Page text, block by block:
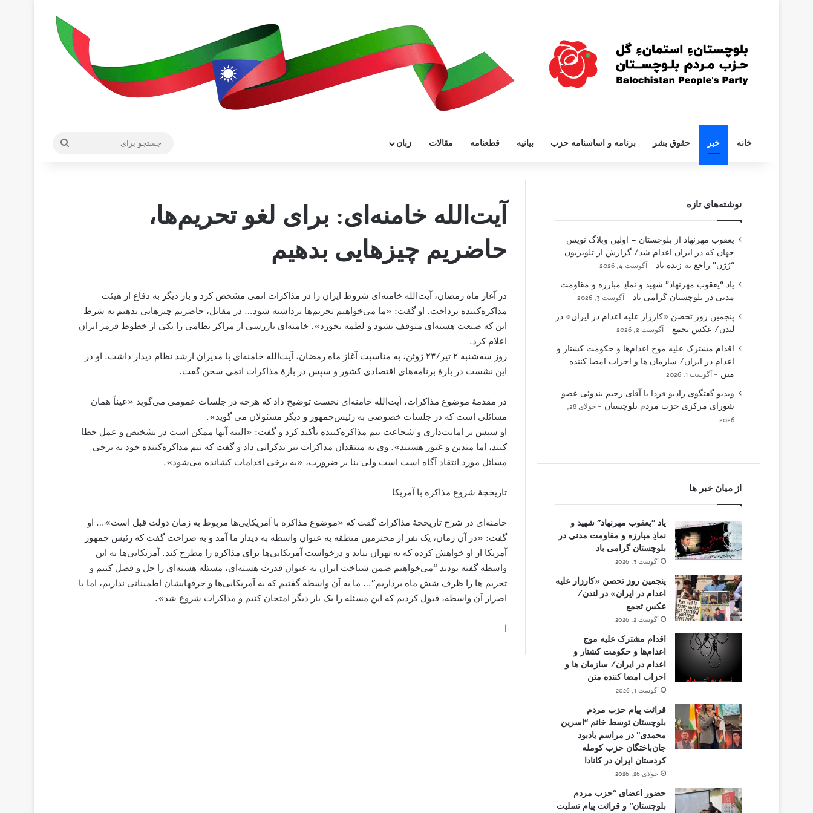
خانه خبر حقوق بشر برنامه و اساسنامه حزب بیانیه قطعنامه مقالات زبان
آیت‌الله خامنه‌ای: برای لغو تحریم‌ها،
حاضریم چیزهایی بدهیم
در آغاز ماه رمضان، آیت‌الله خامنه‌ای شروط ایران را در مذاکرات اتمی مشخص کرد و بار دیگر به دفاع از هیئت
مذاکره‌کننده پرداخت. او گفت: «ما می‌خواهیم تحریم‌ها برداشته شود… در مقابل، حاضریم چیزهایی بدهیم به شرط
این که صنعت هسته‌ای متوقف نشود و لطمه نخورد». خامنه‌ای بازرسی از مراکز نظامی را یکی از خطوط قرمز ایران
اعلام کرد.
روز سه‌شنبه ۲ تیر/۲٣ ژوئن، به مناسبت آغاز ماه رمضان، آیت‌الله خامنه‌ای با مدیران ارشد نظام دیدار داشت. او در
این نشست در بارۀ برنامه‌های اقتصادی کشور و سپس در بارۀ مذاکرات اتمی سخن گفت.
در مقدمۀ موضوع مذاکرات، آیت‌الله خامنه‌ای نخست توضیح داد که هرچه در جلسات عمومی می‌گوید «عیناً همان
مسائلی است که در جلسات خصوصی به رئیس‌جمهور و دیگر مسئولان می گوید».
او سپس بر امانت‌داری و شجاعت تیم مذاکره‌کننده تأکید کرد و گفت: «البته آنها ممکن است در تشخیص و عمل خطا
کنند، اما متدین و غیور هستند». وی به منتقدان مذاکرات نیز تذکراتی داد و گفت که تیم مذاکره‌کننده خود به برخی
مسائل مورد انتقاد آگاه است است ولی بنا بر ضرورت، «به برخی اقدامات کشانده می‌شود».
تاریخچۀ شروع مذاکره با آمریکا
خامنه‌ای در شرح تاریخچۀ مذاکرات گفت که «موضوع مذاکره با آمریکایی‌ها مربوط به زمان دولت قبل است»… او
گفت: «در آن زمان، یک نفر از محترمین منطقه به عنوان واسطه به دیدار ما آمد و به صراحت گفت که رئیس جمهور
آمریکا از او خواهش کرده که به تهران بیاید و درخواست آمریکایی‌ها برای مذاکره را مطرح کند. آمریکایی‌ها به این
واسطه گفته بودند “می‌خواهیم ضمن شناخت ایران به عنوان قدرت هسته‌ای، مسئله هسته‌ای را حل و فصل کنیم و
تحریم ها را ظرف شش ماه برداریم”… ما به آن واسطه گفتیم که به آمریکایی‌ها و حرفهایشان اطمینانی نداریم، اما با
اصرار آن واسطه، قبول کردیم که این مسئله را یک بار دیگر امتحان کنیم و مذاکرات شروع شد».
ا
نوشته‌های تازه
یعقوب مهرنهاد از بلوچستان – اولین وبلاگ نویس
جهان که در ایران اعدام شد/ گزارش از تلویزیون
“رُژن” راجع به زنده یاد
آگوست 4, 2026
یاد “یعقوب مهرنهاد” شهید و نمادِ مبارزه و مقاومت
مدنی در بلوچستان گرامی باد
آگوست 3, 2026
پنجمین روز تحصن «کارزار علیه اعدام در ایران» در
لندن/ عکس تجمع
آگوست 2, 2026
اقدام مشترک علیه موج اعدام‌ها و حکومت کشتار و
اعدام در ایران/ سازمان ها و احزاب امضا کننده
متن
آگوست 1, 2026
ویدیو گفتگوی رادیو فردا با آقای رحیم بندوئی عضو
شورای مرکزی حزب مردم بلوچستان
جولای 28,
2026
از میان خبر ها
یاد “یعقوب مهرنهاد” شهید و
نمادِ مبارزه و مقاومت مدنی در
بلوچستان گرامی باد
آگوست 3, 2026
پنجمین روز تحصن «کارزار علیه
اعدام در ایران» در لندن/
عکس تجمع
آگوست 2, 2026
اقدام مشترک علیه موج
اعدام‌ها و حکومت کشتار و
اعدام در ایران/ سازمان ها و
احزاب امضا کننده متن
آگوست 1, 2026
قرائت پیام حزب مردم
بلوچستان توسط خانم “اسرین
محمدی” در مراسم یادبود
جان‌باختگان حزب کومله
کردستان ایران در کانادا
جولای 26, 2026
حضور اعضای “حزب مردم
بلوچستان” و قرائت پیام تسلیت